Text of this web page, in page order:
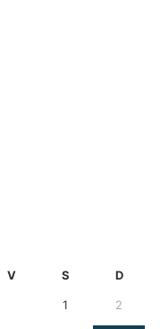
V S D
1 2